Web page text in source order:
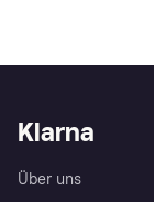
Klarna
Über uns